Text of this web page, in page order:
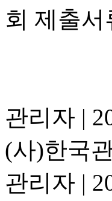
회 제출서
관리자 |
(사)한국
관리자 |